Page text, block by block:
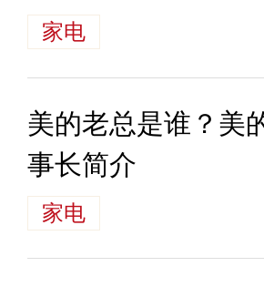
家电
美的老总是谁？美
事长简介
家电